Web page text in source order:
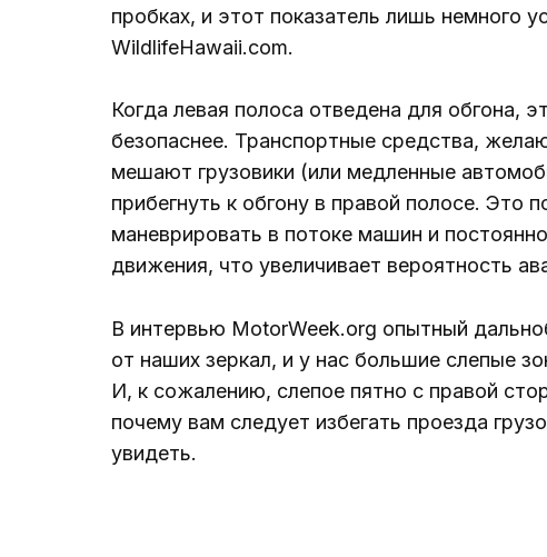
пробках, и этот показатель лишь немного
WildlifeHawaii.com.
Когда левая полоса отведена для обгона,
безопаснее. Транспортные средства,
мешают грузовики (или медленные
прибегнуть к обгону в правой полосе. Это
маневрировать в потоке машин и
движения, что увеличивает вероятность
В интервью MotorWeek.org опытный
от наших зеркал, и у нас большие слепые
И, к сожалению, слепое пятно с правой
почему вам следует избегать проезда
увидеть.